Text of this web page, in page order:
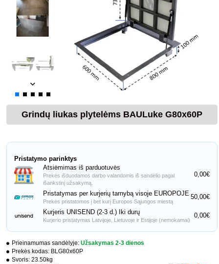
Grindų liukas plytelėms BAULuke G80x60P
Prieinamumas sandėlyje: Užsakymas 2-3 dienos
Prekės kodas: BLG80x60P
Svoris: 23.50kg
Pristatymo parinktys
Atsiėmimas iš parduotuvės
Prekės išduodamos darbo valandomis iš sandėlio pagal
išankstinį užsakymą.
0,00€
Pristatymas per kurjerių tarnybą visoje EUROPOJE
Prekės pristatomos į bet kurį Europos Sąjungos miestą
50,00€
Kurjeris UNISEND (2-3 d.) Iki durų
Kurjerio pristatymas Latvijoje, Lietuvoje ir Estijoje (nemokamai)
0,00€